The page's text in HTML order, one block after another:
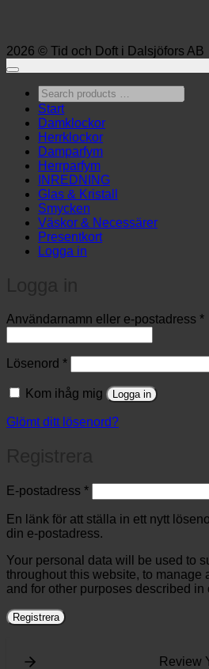
2026 © Tid och Doft i Dalsjöfors AB
Search
products
…
Start
Damklockor
Herrklockor
Damparfym
Herrparfym
INREDNING
Glas & Kristall
Smycken
Väskor & Necessärer
Presentkort
Logga in
Användarnamn eller e-postadress *
Lösenord *Obligatoriskt
Kom ihåg mig Logga in
Glömt ditt lösenord?
E-postadress *Obligatoriskt
En länk för att ställa in ett nytt
din e-postadress.
Your personal data will be used to
throughout this website, to manage
and for other purposes described in
Registrera
Review